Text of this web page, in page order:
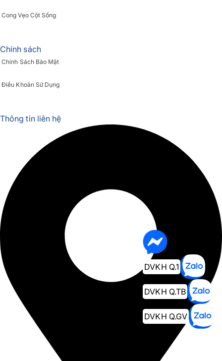
Cong Vẹo Cột Sống
Chính sách
Chính Sách Bảo Mật
Điều Khoản Sử Dụng
Thông tin liên hệ
DVKH Q.1
DVKH Q.TB
DVKH Q.GV